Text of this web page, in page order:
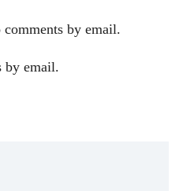
by email.
by email.